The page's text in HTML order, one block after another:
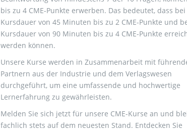
bis zu 4 CME-Punkte erwerben. Das bedeutet, dass
Kursdauer von 45 Minuten bis zu 2 CME-Punkte und
Kursdauer von 90 Minuten bis zu 4 CME-Punkte
werden können.
Unsere Kurse werden in Zusammenarbeit mit
Partnern aus der Industrie und dem Verlagswesen
durchgeführt, um eine umfassende und hochwertige
Lernerfahrung zu gewährleisten.
Melden Sie sich jetzt für unsere CME-Kurse an und
fachlich stets auf dem neuesten Stand. Entdecken Sie